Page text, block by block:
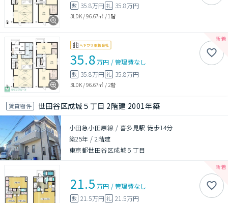
敷 35.8万円 礼 35.8万円
3LDK/96.67㎡ / 1階
35.8万円 /管理費なし
敷 35.8万円 礼 35.8万円
3LDK/96.67㎡ /2階
賃貸物件 世田谷区成城５丁目 2階建 2001年築
小田急小田原線 / 喜多見駅 徒歩14分
築25年 /2階建
東京都世田谷区成城５丁目
21.5 万円 /管理費なし
敷 21.5万円 礼 21.5万円